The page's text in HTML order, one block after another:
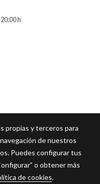
h
propias y terceros para
de nuestros
Puedes configurar tus
o obtener más
de cookies.